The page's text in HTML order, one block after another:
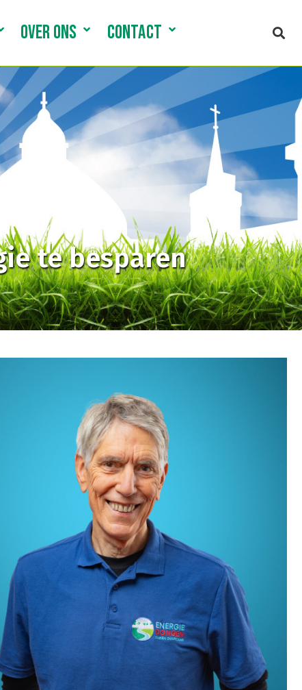
OVER ONS CONTACT
te besparen